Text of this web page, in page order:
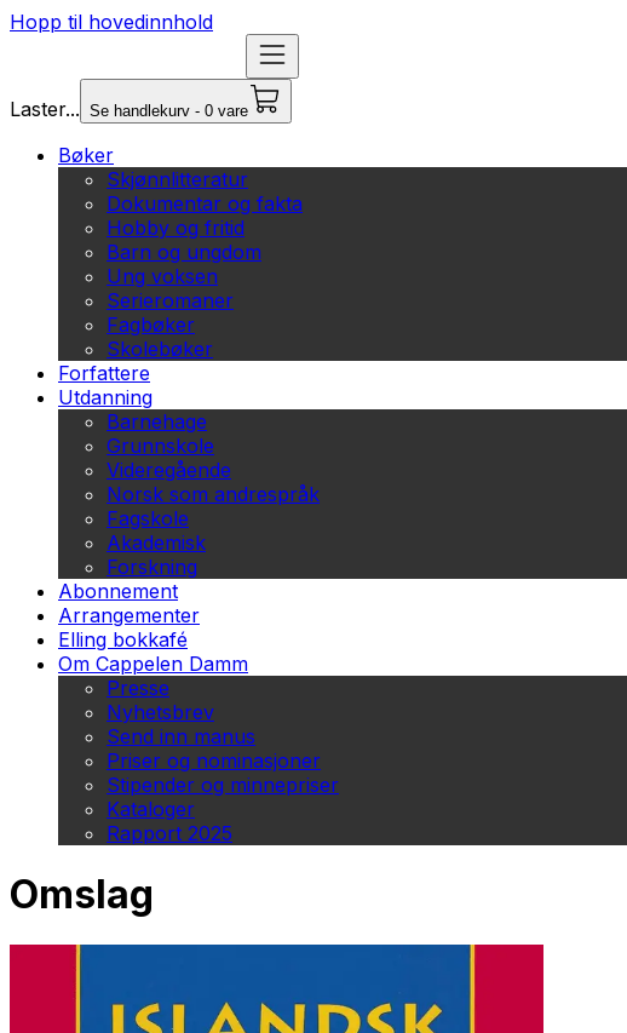
Hopp til hovedinnhold
Laster... Se handlekurv - 0 vare
Bøker
Skjønnlitteratur
Dokumentar og fakta
Hobby og fritid
Barn og ungdom
Ung voksen
Serieromaner
Fagbøker
Skolebøker
Forfattere
Utdanning
Barnehage
Grunnskole
Videregående
Norsk som andrespråk
Fagskole
Akademisk
Forskning
Abonnement
Arrangementer
Elling bokkafé
Om Cappelen Damm
Presse
Nyhetsbrev
Send inn manus
Priser og nominasjoner
Stipender og minnepriser
Kataloger
Rapport 2025
Omslag